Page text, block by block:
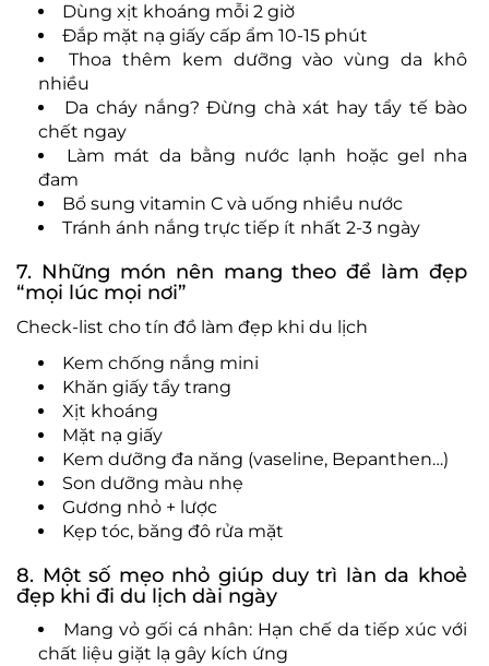
Dùng xịt khoáng mỗi 2 giờ
Đắp mặt nạ giấy cấp ẩm 10-15 phút
Thoa thêm kem dưỡng vào vùng da khô
nhiều
Da cháy nắng? Đừng chà xát hay tẩy tế bào
chết ngay
Làm mát da bằng nước lạnh hoặc gel nha
đam
Bổ sung vitamin C và uống nhiều nước
Tránh ánh nắng trực tiếp ít nhất 2-3 ngày
7. Những món nên mang theo để làm đẹp
“mọi lúc mọi nơi”
Check-list cho tín đồ làm đẹp khi du lịch
Kem chống nắng mini
Khăn giấy tẩy trang
Xịt khoáng
Mặt nạ giấy
Kem dưỡng đa năng (vaseline, Bepanthen…)
Son dưỡng màu nhẹ
Gương nhỏ + lược
Kẹp tóc, băng đô rửa mặt
8. Một số mẹo nhỏ giúp duy trì làn da khoẻ
đẹp khi đi du lịch dài ngày
Mang vỏ gối cá nhân: Hạn chế da tiếp xúc với
chất liệu giặt lạ gây kích ứng